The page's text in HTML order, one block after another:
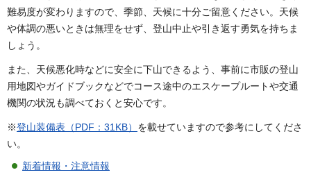
難易度が変わりますので、季節、天候に十分ご留意ください。天候
や体調の悪いときは無理をせず、登山中止や引き返す勇気を持ちま
しょう。
また、天候悪化時などに安全に下山できるよう、事前に市販の登山
用地図やガイドブックなどでコース途中のエスケープルートや交通
機関の状況も調べておくと安心です。
※登山装備表（PDF：31KB） を載せていますので参考にしてくださ
い。
新着情報・注意情報